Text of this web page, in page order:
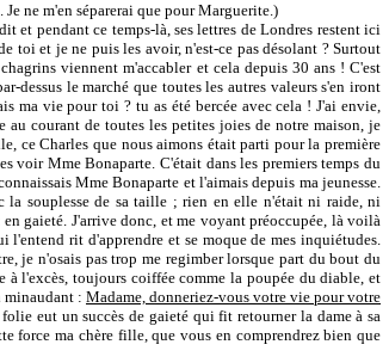
ne m'en séparerai que pour Marguerite.)
et pendant ce temps-là, ses lettres de Londres restent ici
toi et je ne puis les avoir, n'est-ce pas désolant ? Surtout
viennent m'accabler et cela depuis 30 ans ! C'est
dessus le marché que toutes les autres valeurs s'en iront
ma vie pour toi ? tu as été bercée avec cela ! J'ai envie,
courant de toutes les petites joies de notre maison, je
ce Charles que nous aimons était parti pour la première
voir Mme Bonaparte. C'était dans les premiers temps du
Mme Bonaparte et l'aimais depuis ma jeunesse.
souplesse de sa taille ; rien en elle n'était ni raide, ni
gaieté. J'arrive donc, et me voyant préoccupée, là voilà
rit d'apprendre et se moque de mes inquiétudes.
je n'osais pas trop me regimber lorsque part du bout du
l'excès, toujours coiffée comme la poupée du diable, et
minaudant : Madame, donneriez-vous votre vie pour votre
eut un succès de gaieté qui fit retourner la dame à sa
force ma chère fille, que vous en comprendrez bien que